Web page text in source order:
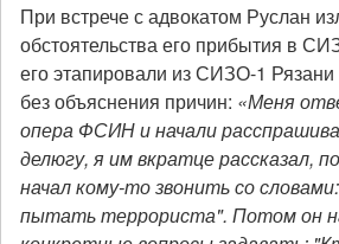
При встрече с адвокатом Руслан
обстоятельства его прибытия в
его этапировали из СИЗО-1
без объяснения причин: «Меня
опера ФСИН и начали
делюгу, я им вкратце рассказал,
начал кому-то звонить со
пытать террориста". Потом он